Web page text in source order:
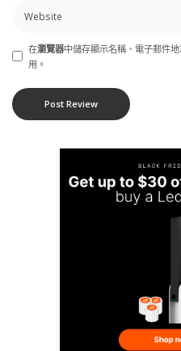
在瀏覽器中儲存顯示名稱、電子郵件
用。